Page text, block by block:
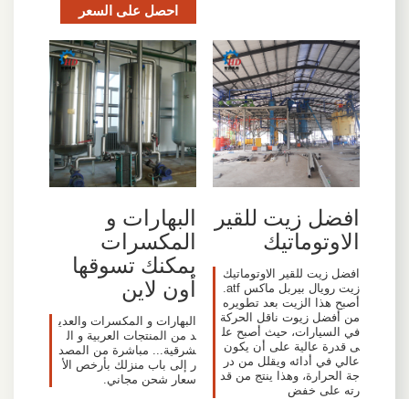
احصل على السعر
افضل زيت للقير
الاوتوماتيك
افضل زيت للقير الاوتوماتيك
زيت رويال بيربل ماكس atf.
أصبح هذا الزيت بعد تطويره
من أفضل زيوت ناقل الحركة
في السيارات، حيث أصبح عل
ى قدرة عالية على أن يكون
عالي في أدائه ويقلل من در
جة الحرارة، وهذا ينتج من قد
رته على خفض
البهارات و
المكسرات
يمكنك تسوقها
أون لاين
البهارات و المكسرات والعدي
د من المنتجات العربية و ال
شرقية... مباشرة من المصد
ر إلى باب منزلك بأرخص الأ
سعار شحن مجاني.